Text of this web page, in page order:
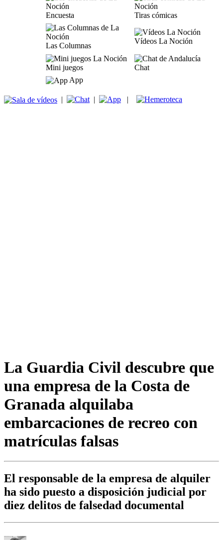
Encuesta Tiras cómicas
Las Columnas
Vídeos La Noción
Mini juegos
Chat
App
| | |
La Guardia Civil descubre que
una empresa de la Costa de
Granada alquilaba
embarcaciones de recreo con
matrículas falsas
El responsable de la empresa de alquiler
ha sido puesto a disposición judicial por
diez delitos de falsedad documental